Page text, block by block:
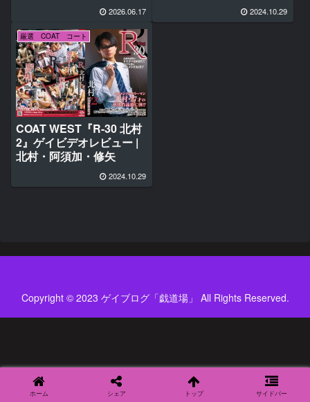
2026.06.17 2024.10.29
厳選 COAT コート
COAT WEST『R-30 北村
2』ゲイビデオレビュー |
北村・阿須加・修矢
2024.10.29
Copyright © 2023 ゲイブログ「戯道場」 All Rights Reserved.
ホーム シェア トップ サイドバー